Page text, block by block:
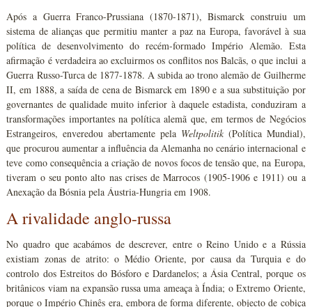
Após a Guerra Franco-Prussiana (1870-1871), Bismarck construiu um
sistema de alianças que permitiu manter a paz na Europa, favorável à sua
política de desenvolvimento do recém-formado Império Alemão. Esta
afirmação é verdadeira ao excluirmos os conflitos nos Balcãs, o que inclui a
Guerra Russo-Turca de 1877-1878. A subida ao trono alemão de Guilherme
II, em 1888, a saída de cena de Bismarck em 1890 e a sua substituição por
governantes de qualidade muito inferior à daquele estadista, conduziram a
transformações importantes na política alemã que, em termos de Negócios
Estrangeiros, enveredou abertamente pela Weltpolitik(Política Mundial),
que procurou aumentar a influência da Alemanha no cenário internacional e
teve como consequência a criação de novos focos de tensão que, na Europa,
tiveram o seu ponto alto nas crises de Marrocos (1905-1906 e 1911) ou a
Anexação da Bósnia pela Áustria-Hungria em 1908.
A rivalidade anglo-russa
No quadro que acabámos de descrever, entre o Reino Unido e a Rússia
existiam zonas de atrito: o Médio Oriente, por causa da Turquia e do
controlo dos Estreitos do Bósforo e Dardanelos; a Ásia Central, porque os
britânicos viam na expansão russa uma ameaça à Índia; o Extremo Oriente,
porque o Império Chinês era, embora de forma diferente, objecto de cobiça